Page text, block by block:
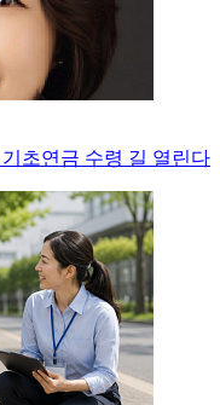
초연금 수령 길 열린다